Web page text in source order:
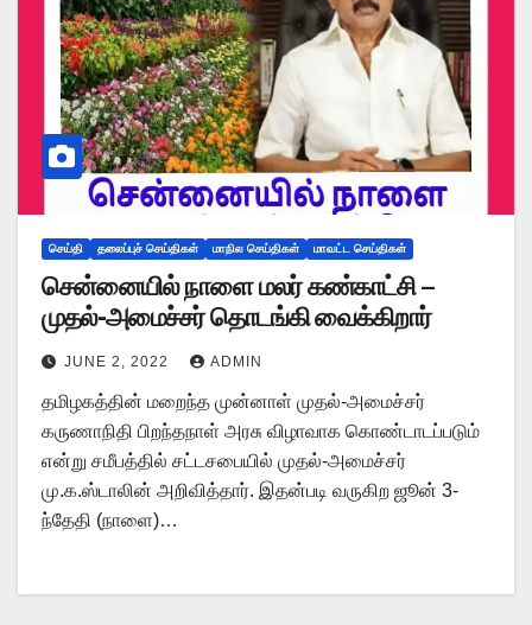
செய்தி தலைப்புச் செய்திகள் மாநில செய்திகள் மாவட்ட செய்திகள்
சென்னையில் நாளை மலர் கண்காட்சி –
முதல்-அமைச்சர் தொடங்கி வைக்கிறார்
JUNE 2, 2022 ADMIN
தமிழகத்தின் மறைந்த முன்னாள் முதல்-அமைச்சர்
கருணாநிதி பிறந்தநாள் அரசு விழாவாக கொண்டாடப்படும்
என்று சமீபத்தில் சட்டசபையில் முதல்-அமைச்சர்
மு.க.ஸ்டாலின் அறிவித்தார். இதன்படி வருகிற ஜூன் 3-
ந்தேதி (நாளை)…